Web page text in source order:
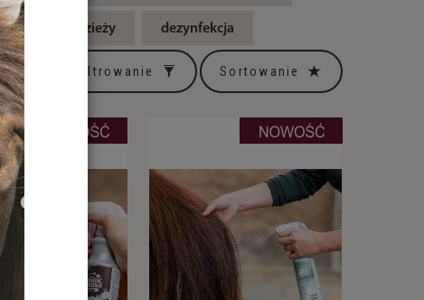
odzieży dezynfekcja
Filtrowanie Sortowanie